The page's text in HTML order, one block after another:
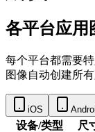
各平台应用
每个平台都需要
图像自动创建所有
iOS
设备/类型 尺